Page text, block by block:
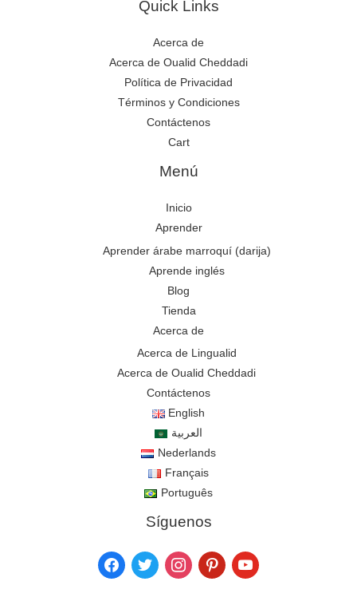
Quick Links
Acerca de
Acerca de Oualid Cheddadi
Política de Privacidad
Términos y Condiciones
Contáctenos
Cart
Menú
Inicio
Aprender
Aprender árabe marroquí (darija)
Aprende inglés
Blog
Tienda
Acerca de
Acerca de Lingualid
Acerca de Oualid Cheddadi
Contáctenos
English
العربية
Nederlands
Français
Português
Síguenos